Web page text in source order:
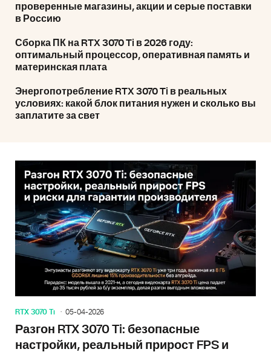
проверенные магазины, акции и серые поставки
в Россию
Сборка ПК на RTX 3070 Ti в 2026 году:
оптимальный процессор, оперативная память и
материнская плата
Энергопотребление RTX 3070 Ti в реальных
условиях: какой блок питания нужен и сколько вы
заплатите за свет
RTX 3070 Ti 05-04-2026
Разгон RTX 3070 Ti: безопасные
настройки, реальный прирост FPS и